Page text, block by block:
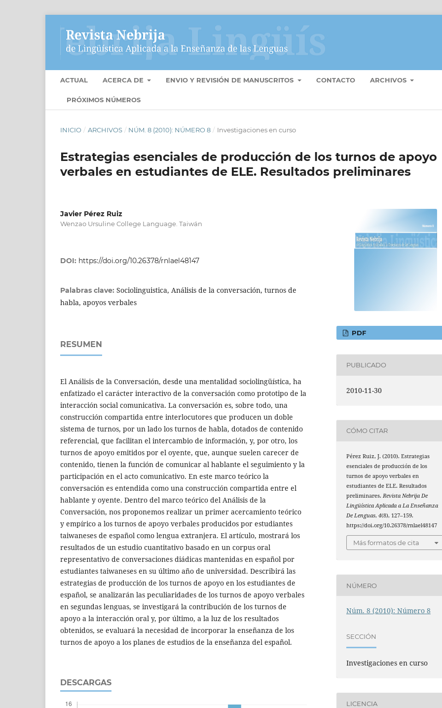
ACTUAL ACERCA DE ENVIO Y REVISIÓN DE MANUSCRITOS CONTACTO ARCHIVOS
PRÓXIMOS NÚMEROS
INICIO / ARCHIVOS / NÚM. 8 (2010): NÚMERO 8 / Investigaciones en curso
Estrategias esenciales de producción de los turnos de apoyo
verbales en estudiantes de ELE. Resultados preliminares
Javier Pérez Ruiz
Wenzao Ursuline College Language. Taiwán
DOI: https://doi.org/10.26378/rnlael48147
Palabras clave: Sociolinguistica, Análisis de la conversación, turnos de
habla, apoyos verbales
RESUMEN
El Análisis de la Conversación, desde una mentalidad sociolingüística, ha
enfatizado el carácter interactivo de la conversación como prototipo de la
interacción social comunicativa. La conversación es, sobre todo, una
construcción compartida entre interlocutores que producen un doble
sistema de turnos, por un lado los turnos de habla, dotados de contenido
referencial, que facilitan el intercambio de información, y, por otro, los
turnos de apoyo emitidos por el oyente, que, aunque suelen carecer de
contenido, tienen la función de comunicar al hablante el seguimiento y la
participación en el acto comunicativo. En este marco teórico la
conversación es entendida como una construcción compartida entre el
hablante y oyente. Dentro del marco teórico del Análisis de la
Conversación, nos proponemos realizar un primer acercamiento teórico
y empírico a los turnos de apoyo verbales producidos por estudiantes
taiwaneses de español como lengua extranjera. El artículo, mostrará los
resultados de un estudio cuantitativo basado en un corpus oral
representativo de conversaciones diádicas mantenidas en español por
estudiantes taiwaneses en su último año de universidad. Describirá las
estrategias de producción de los turnos de apoyo en los estudiantes de
español, se analizarán las peculiaridades de los turnos de apoyo verbales
en segundas lenguas, se investigará la contribución de los turnos de
apoyo a la interacción oral y, por último, a la luz de los resultados
obtenidos, se evaluará la necesidad de incorporar la enseñanza de los
turnos de apoyo a los planes de estudios de la enseñanza del español.
DESCARGAS
PDF
PUBLICADO
2010-11-30
CÓMO CITAR
Pérez Ruiz, J. (2010). Estrategias
esenciales de producción de los
turnos de apoyo verbales en
estudiantes de ELE. Resultados
preliminares. Revista Nebrija De
Lingüística Aplicada a La Enseñanza
De Lenguas,4(8), 127–159.
https://doi.org/10.26378/rnlael48147
Más formatos de cita
NÚMERO
Núm. 8 (2010): Número 8
SECCIÓN
Investigaciones en curso
LICENCIA